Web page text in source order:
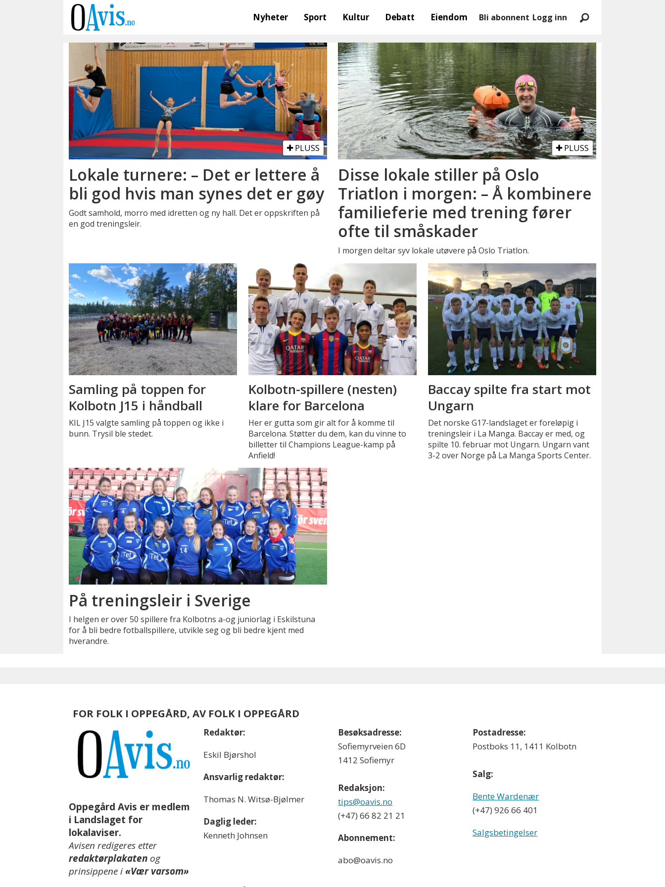
Nyheter Sport Kultur Debatt Eiendom Bli abonnent Logg inn
treningsleir
PLUSS
Lokale turnere: – Det er lettere å
bli god hvis man synes det er gøy
Godt samhold, morro med idretten og ny hall. Det er oppskriften på
en god treningsleir.
PLUSS
Disse lokale stiller på Oslo
Triatlon i morgen: – Å kombinere
familieferie med trening fører
ofte til småskader
I morgen deltar syv lokale utøvere på Oslo Triatlon.
Samling på toppen for
Kolbotn J15 i håndball
KIL J15 valgte samling på toppen og ikke i
bunn. Trysil ble stedet.
Kolbotn-spillere (nesten)
klare for Barcelona
Her er gutta som gir alt for å komme til
Barcelona. Støtter du dem, kan du vinne to
billetter til Champions League-kamp på
Anfield!
Baccay spilte fra start mot
Ungarn
Det norske G17-landslaget er foreløpig i
treningsleir i La Manga. Baccay er med, og
spilte 10. februar mot Ungarn. Ungarn vant
3-2 over Norge på La Manga Sports Center.
På treningsleir i Sverige
I helgen er over 50 spillere fra Kolbotns a-og juniorlag i Eskilstuna
for å bli bedre fotballspillere, utvikle seg og bli bedre kjent med
hverandre.
FOR FOLK I OPPEGÅRD, AV FOLK I OPPEGÅRD
Oppegård Avis er medlem
i Landslaget for
lokalaviser.
Avisen redigeres etter
redaktørplakaten og
prinsippene i«Vær varsom»
Redaktør:
Eskil Bjørshol
Ansvarlig redaktør:
Thomas N. Witsø-Bjølmer
Daglig leder:
Kenneth Johnsen
Besøksadresse:
Sofiemyrveien 6D
1412 Sofiemyr
Redaksjon:
tips@oavis.no
(+47) 66 82 21 21
Abonnement:
abo@oavis.no
Postadresse:
Postboks 11, 1411 Kolbotn
Salg:
Bente Wardenær
(+47) 926 66 401
Salgsbetingelser